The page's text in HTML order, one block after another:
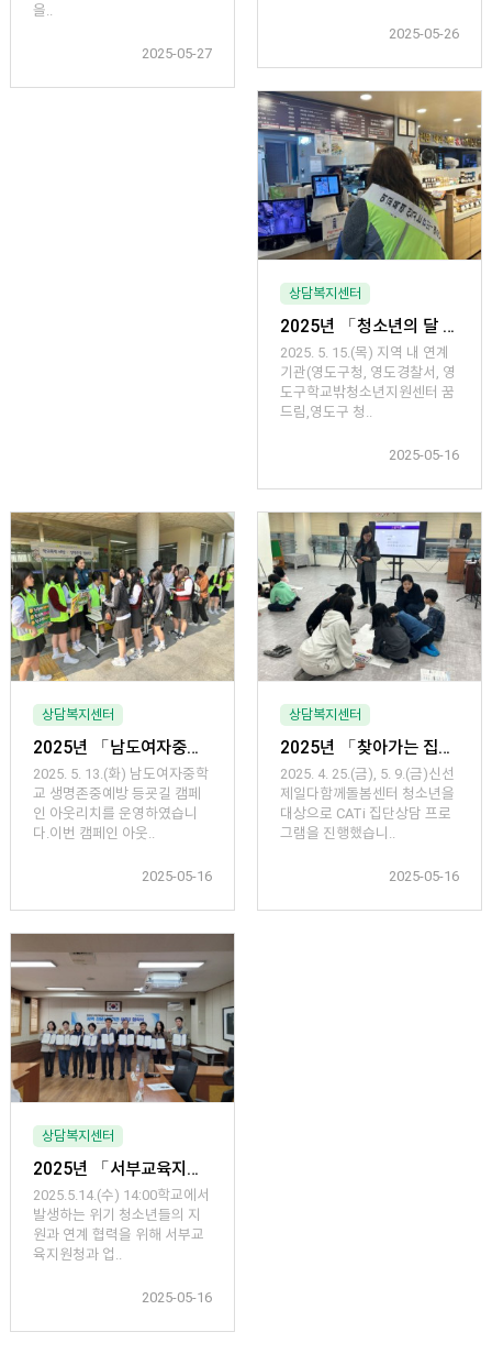
을..
2025-05-27
2025-05-26
상담복지센터
2025년 「청소년의 달 청소년 유해환경 선도 및 보호 야간 아웃리치」 실시
2025. 5. 15.(목) 지역 내 연계
기관(영도구청, 영도경찰서, 영
도구학교밖청소년지원센터 꿈
드림,영도구 청..
2025-05-16
상담복지센터
2025년 「남도여자중학교 생명존중예방 캠페인 아웃리치」 운영
2025. 5. 13.(화) 남도여자중학
교 생명존중예방 등굣길 캠페
인 아웃리치를 운영하였습니
다.이번 캠페인 아웃..
2025-05-16
상담복지센터
2025년 「찾아가는 집단상담 - 신선제일다함께돌봄센터 CATi 검사 실시 및 해석 프로그램」
2025. 4. 25.(금), 5. 9.(금)신선
제일다함께돌봄센터 청소년을
대상으로 CATi 집단상담 프로
그램을 진행했습니..
2025-05-16
상담복지센터
2025년 「서부교육지원청 지역전문상담기관 MOU 협약식」
2025.5.14.(수) 14:00​학교에서
발생하는 위기 청소년들의 지
원과 연계 협력을 위해 서부교
육지원청과 업..
2025-05-16